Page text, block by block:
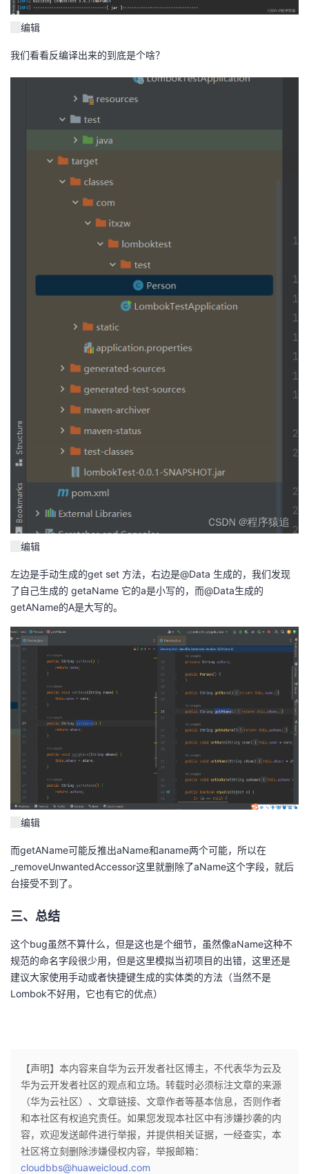
编辑
我们看看反编译出来的到底是个啥？
编辑
左边是手动生成的get set 方法，右边是@Data 生成的，我们发现
了自己生成的 getaName 它的a是小写的，而@Data生成的
getAName的A是大写的。
编辑
而getAName可能反推出aName和aname两个可能，所以在
_removeUnwantedAccessor这里就删除了aName这个字段，就后
台接受不到了。
三、总结
这个bug虽然不算什么，但是这也是个细节，虽然像aName这种不
规范的命名字段很少用，但是这里模拟当初项目的出错，这里还是
建议大家使用手动或者快捷键生成的实体类的方法（当然不是
Lombok不好用，它也有它的优点）
【声明】本内容来自华为云开发者社区博主，不代表华为云及
华为云开发者社区的观点和立场。转载时必须标注文章的来源
（华为云社区）、文章链接、文章作者等基本信息，否则作者
和本社区有权追究责任。如果您发现本社区中有涉嫌抄袭的内
容，欢迎发送邮件进行举报，并提供相关证据，一经查实，本
社区将立刻删除涉嫌侵权内容，举报邮箱：
cloudbbs@huaweicloud.com